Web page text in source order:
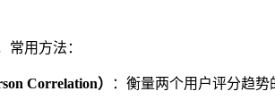
常用方法：
Correlation） ：衡量两个用户评分趋势